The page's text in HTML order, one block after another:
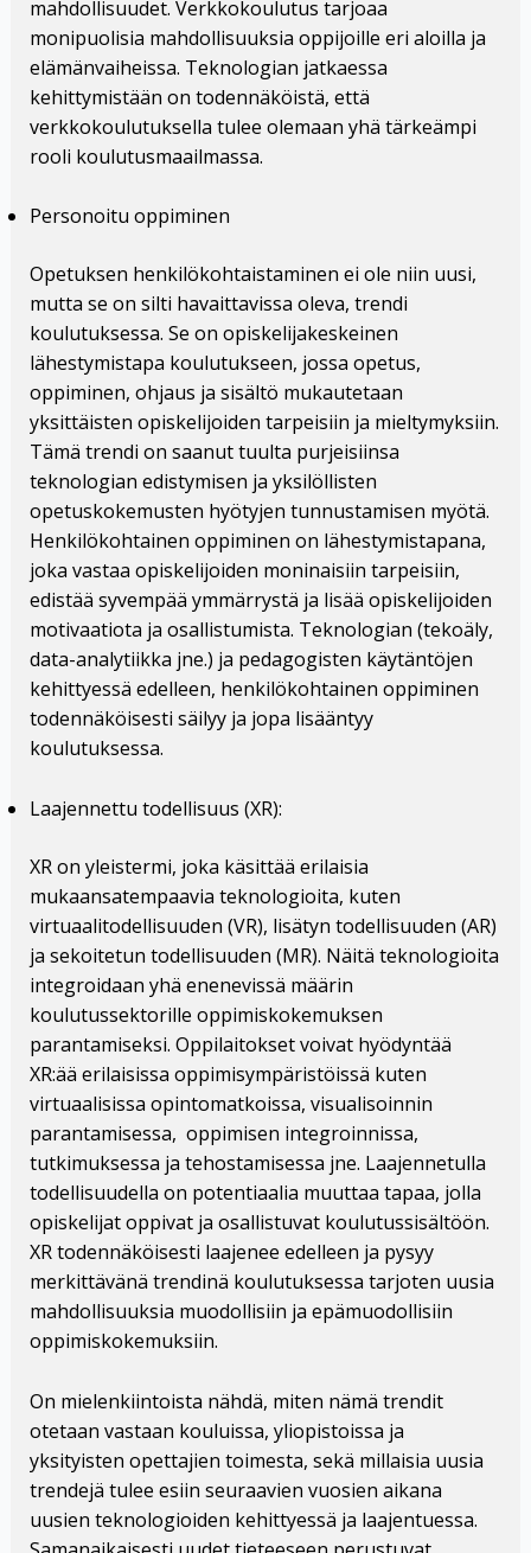
mahdollisuudet. Verkkokoulutus tarjoaa
monipuolisia mahdollisuuksia oppijoille eri aloilla ja
elämänvaiheissa. Teknologian jatkaessa
kehittymistään on todennäköistä, että
verkkokoulutuksella tulee olemaan yhä tärkeämpi
rooli koulutusmaailmassa.
Personoitu oppiminen
Opetuksen henkilökohtaistaminen ei ole niin uusi,
mutta se on silti havaittavissa oleva, trendi
koulutuksessa. Se on opiskelijakeskeinen
lähestymistapa koulutukseen, jossa opetus,
oppiminen, ohjaus ja sisältö mukautetaan
yksittäisten opiskelijoiden tarpeisiin ja mieltymyksiin.
Tämä trendi on saanut tuulta purjeisiinsa
teknologian edistymisen ja yksilöllisten
opetuskokemusten hyötyjen tunnustamisen myötä.
Henkilökohtainen oppiminen on lähestymistapana,
joka vastaa opiskelijoiden moninaisiin tarpeisiin,
edistää syvempää ymmärrystä ja lisää opiskelijoiden
motivaatiota ja osallistumista. Teknologian (tekoäly,
data-analytiikka jne.) ja pedagogisten käytäntöjen
kehittyessä edelleen, henkilökohtainen oppiminen
todennäköisesti säilyy ja jopa lisääntyy
koulutuksessa.
Laajennettu todellisuus (XR):
XR on yleistermi, joka käsittää erilaisia
mukaansatempaavia teknologioita, kuten
virtuaalitodellisuuden (VR), lisätyn todellisuuden (AR)
ja sekoitetun todellisuuden (MR). Näitä teknologioita
integroidaan yhä enenevissä määrin
koulutussektorille oppimiskokemuksen
parantamiseksi. Oppilaitokset voivat hyödyntää
XR:ää erilaisissa oppimisympäristöissä kuten
virtuaalisissa opintomatkoissa, visualisoinnin
parantamisessa, oppimisen integroinnissa,
tutkimuksessa ja tehostamisessa jne. Laajennetulla
todellisuudella on potentiaalia muuttaa tapaa, jolla
opiskelijat oppivat ja osallistuvat koulutussisältöön.
XR todennäköisesti laajenee edelleen ja pysyy
merkittävänä trendinä koulutuksessa tarjoten uusia
mahdollisuuksia muodollisiin ja epämuodollisiin
oppimiskokemuksiin.
On mielenkiintoista nähdä, miten nämä trendit
otetaan vastaan kouluissa, yliopistoissa ja
yksityisten opettajien toimesta, sekä millaisia uusia
trendejä tulee esiin seuraavien vuosien aikana
uusien teknologioiden kehittyessä ja laajentuessa.